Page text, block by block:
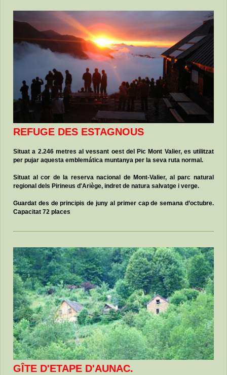
REFUGE DES ESTAGNOUS
Situat a 2.246 metres al vessant oest del Pic Mont Valier, es utilitzat
per pujar aquesta emblemática muntanya per la seva ruta normal.
Situat al cor de la reserva nacional de Mont-Valier, al parc natural
regional dels Pirineus d'Ariège, indret de natura salvatge i verge.
Guardat des de principis de juny al primer cap de semana d’octubre.
Capacitat 72 places
GÎTE D'ETAPE D'AUNAC.